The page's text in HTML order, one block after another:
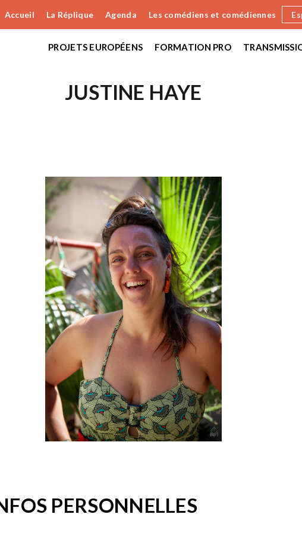
Accueil La Réplique Agenda Les comédiens et comédiennes
PROJETS EUROPÉENS FORMATION PRO
JUSTINE HAYE
PERSONNELLES